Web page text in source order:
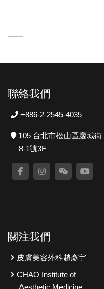
聯絡我們
+886-2-2545-4035
105 台北市松山區慶城街
8-1號3F
關注我們
皮膚美容外科趙彥宇
CHAO Institute of